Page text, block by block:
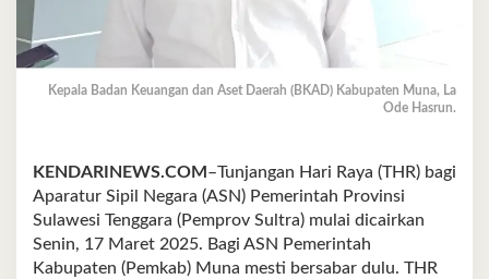
Kepala Badan Keuangan dan Aset Daerah (BKAD) Kabupaten Muna, La
Ode Hasrun.
KENDARINEWS.COM –Tunjangan Hari Raya (THR) bagi
Aparatur Sipil Negara (ASN) Pemerintah Provinsi
Sulawesi Tenggara (Pemprov Sultra) mulai dicairkan
Senin, 17 Maret 2025. Bagi ASN Pemerintah
Kabupaten (Pemkab) Muna mesti bersabar dulu. THR